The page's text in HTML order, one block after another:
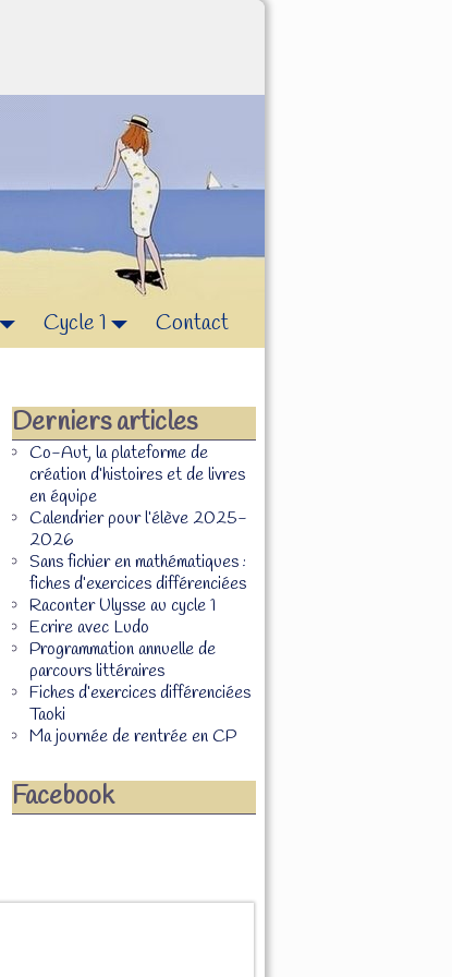
Cycle 1 Contact
Derniers articles
Co-Aut, la plateforme de
création d’histoires et de livres
en équipe
Calendrier pour l’élève 2025-
2026
Sans fichier en mathématiques :
fiches d’exercices différenciées
Raconter Ulysse au cycle 1
Ecrire avec Ludo
Programmation annuelle de
parcours littéraires
Fiches d’exercices différenciées
Taoki
Ma journée de rentrée en CP
Facebook